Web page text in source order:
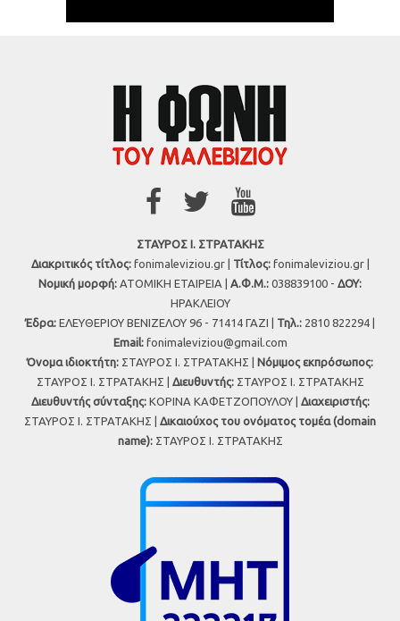
ΣΤΑΥΡΟΣ Ι. ΣΤΡΑΤΑΚΗΣ
Διακριτικός τίτλος:fonimaleviziou.gr | Τίτλος:fonimaleviziou.gr |
Νομική μορφή: ΑΤΟΜΙΚΗ ΕΤΑΙΡΕΙΑ | Α.Φ.Μ.: 038839100 - ΔΟΥ:
ΗΡΑΚΛΕΙΟΥ
Έδρα: ΕΛΕΥΘΕΡΙΟΥ ΒΕΝΙΖΕΛΟΥ 96 - 71414 ΓΑΖΙ | Τηλ.: 2810 822294 |
Εmail: fonimaleviziou@gmail.com
Όνομα ιδιοκτήτη: ΣΤΑΥΡΟΣ Ι. ΣΤΡΑΤΑΚΗΣ | Νόμιμος εκπρόσωπος:
ΣΤΑΥΡΟΣ Ι. ΣΤΡΑΤΑΚΗΣ | Διευθυντής:ΣΤΑΥΡΟΣ Ι. ΣΤΡΑΤΑΚΗΣ
Διευθυντής σύνταξης:ΚΟΡΙΝΑ ΚΑΦΕΤΖΟΠΟΥΛΟΥ | Διαχειριστής:
ΣΤΑΥΡΟΣ Ι. ΣΤΡΑΤΑΚΗΣ | Δικαιούχος του ονόματος τομέα (domain
name):ΣΤΑΥΡΟΣ Ι. ΣΤΡΑΤΑΚΗΣ